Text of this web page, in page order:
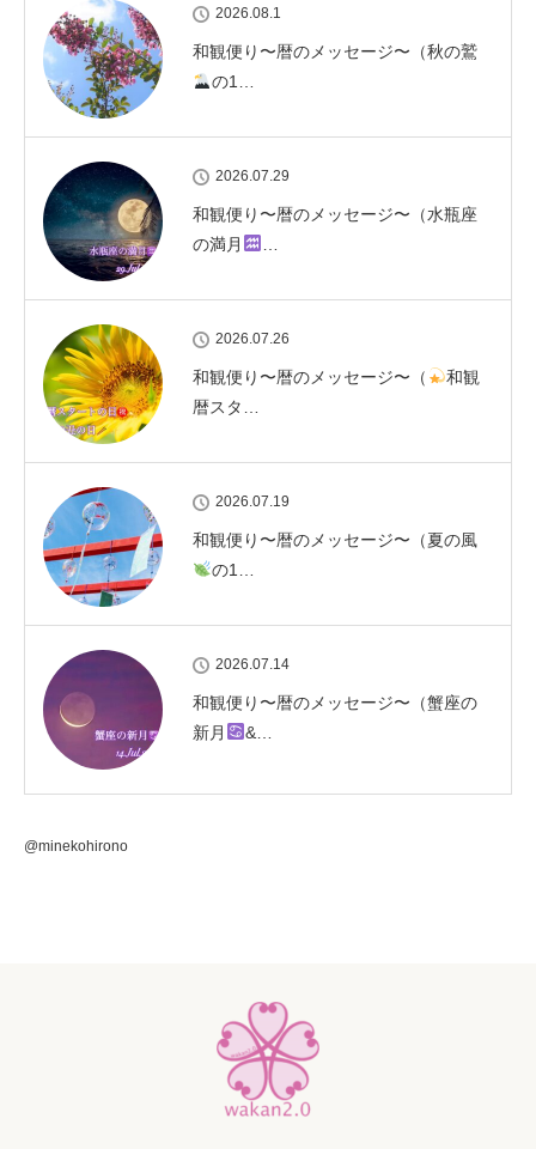
2026.08.1
和観便り〜暦のメッセージ〜（秋の鷲
の1…
2026.07.29
和観便り〜暦のメッセージ〜（水瓶座
の満月
2026.07.26
和観便り〜暦のメッセージ〜（
和観
暦スタ…
2026.07.19
和観便り〜暦のメッセージ〜（夏の風
の1…
2026.07.14
和観便り〜暦のメッセージ〜（蟹座の
新月
&…
@minekohirono